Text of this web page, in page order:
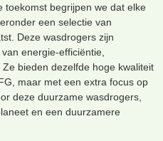
toekomst begrijpen we dat elke
een selectie van
Deze wasdrogers zijn
energie-efficiëntie,
bieden dezelfde hoge kwaliteit
maar met een extra focus op
deze duurzame wasdrogers,
en een duurzamere